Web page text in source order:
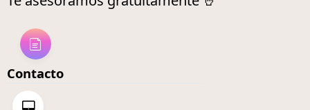
Contacto